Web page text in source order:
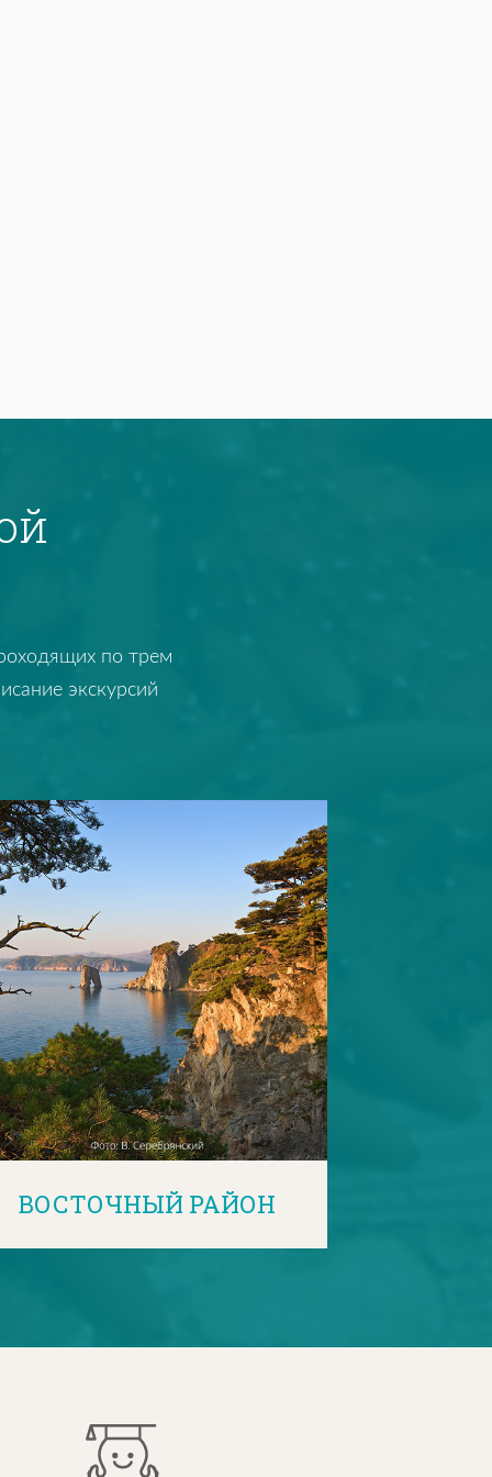
по трем
экскурсий
ВОСТОЧНЫЙ РАЙОН